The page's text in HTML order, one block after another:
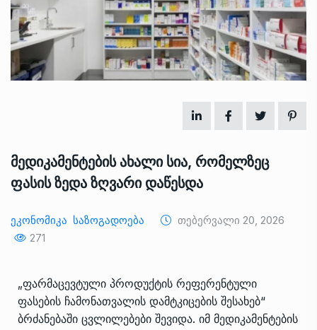
მედიკამენტების ახალი სია, რომელზეც
ფასის ზედა ზღვარი დაწესდა
Ეკონომიკა Საზოგადოება
Თებერვალი 20, 2026
271
„ფარმაცევტული პროდუქტის რეფერენტული
ფასების ჩამონათვალის დამტკიცების შესახებ“
ბრძანებაში ცვლილებები შევიდა. იმ მედიკამენტების